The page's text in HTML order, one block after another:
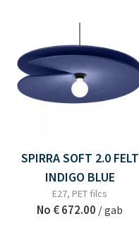
SPIRRA SOFT 2.0 FELT
INDIGO BLUE
E27, PET filcs
No € 672.00 / gab